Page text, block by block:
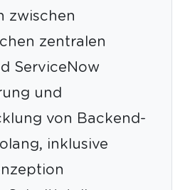
zwischen
zentralen
ServiceNow
und
von Backend-
inklusive